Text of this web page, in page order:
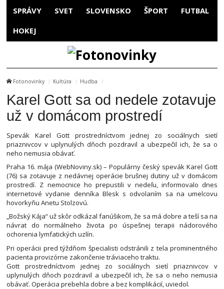
SPRÁVY SVET SLOVENSKO ŠPORT FUTBAL
HOKEJ
Fotonovinky Kultúra Hudba
Karel Gott sa od nedele zotavuje
už v domácom prostredí
Spevák Karel Gott prostredníctvom jednej zo sociálnych sietí
priaznivcov v uplynulých dňoch pozdravil a ubezpečil ich, že sa o
neho nemusia obávať.
Praha 16. mája (WebNoviny.sk) – Populárny český spevák Karel Gott
(76) sa zotavuje z nedávnej operácie brušnej dutiny už v domácom
prostredí. Z nemocnice ho prepustili v nedeľu, informovalo dnes
internetové vydanie denníka Blesk s odvolaním sa na umelcovu
hovorkyňu Anetu Stolzovú.
„Božský Kája“ už skôr odkázal fanúšikom, že sa má dobre a teší sa na
návrat do normálneho života po úspešnej terapii nádorového
ochorenia lymfatických uzlín.
Pri operácii pred týždňom špecialisti odstránili z tela prominentného
pacienta provizórne zakončenie tráviaceho traktu.
Gott prostredníctvom jednej zo sociálnych sietí priaznivcov v
uplynulých dňoch pozdravil a ubezpečil ich, že sa o neho nemusia
obávať. Operácia prebehla dobre a bez komplikácií, uviedol.